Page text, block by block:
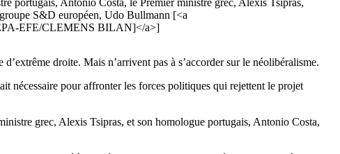
portugais, Antonio Costa, le Premier ministre grec, Alexis Tsipras,
S&D européen, Udo Bullmann [<a
EFE/CLEMENS BILAN]</a>]
droite. Mais n’arrivent pas à s’accorder sur le néolibéralisme.
nécessaire pour affronter les forces politiques qui rejettent le projet
grec, Alexis Tsipras, et son homologue portugais, Antonio Costa,